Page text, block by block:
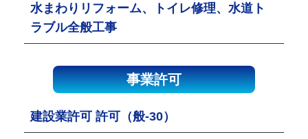
水まわりリフォーム、トイレ修理、水道ト
ラブル全般工事
事業許可
建設業許可 許可（般-30）